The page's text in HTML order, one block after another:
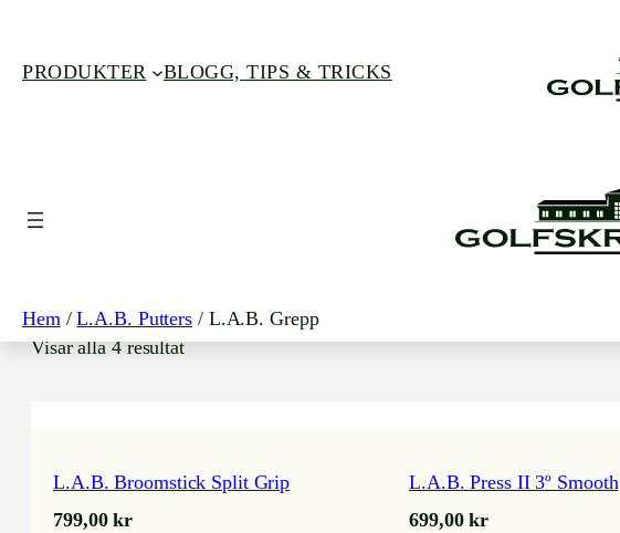
PRODUKTER BLOGG, TIPS & TRICKS
Hem/L.A.B. Putters / L.A.B. Grepp
Visar alla 4 resultat
L.A.B. Broomstick Split Grip
799,00kr
L.A.B. Press II 3º Smooth
699,00kr